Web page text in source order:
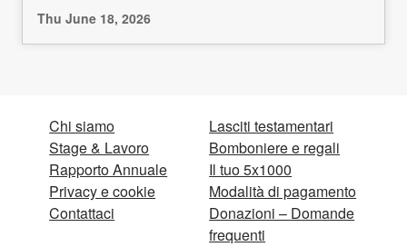
Thu June 18, 2026
Chi siamo
Stage & Lavoro
Rapporto Annuale
Privacy e cookie
Contattaci
Lasciti testamentari
Bomboniere e regali
Il tuo 5x1000
Modalità di pagamento
Donazioni – Domande
frequenti